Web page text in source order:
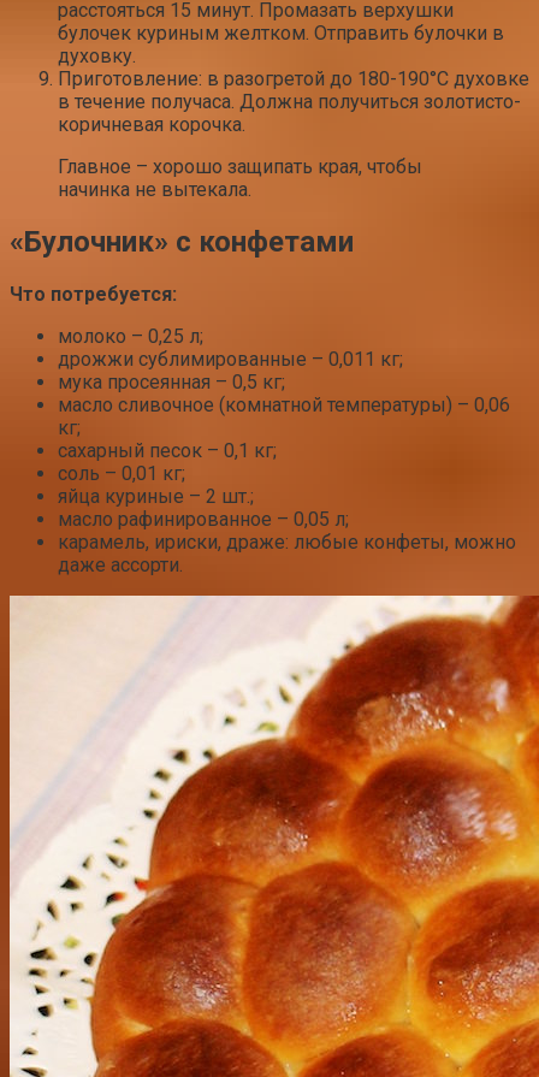
расстояться 15 минут. Промазать верхушки
булочек куриным желтком. Отправить булочки в
духовку.
Приготовление: в разогретой до 180-190°С духовке
в течение получаса. Должна получиться золотисто-
коричневая корочка.
Главное – хорошо защипать края, чтобы
начинка не вытекала.
«Булочник» с конфетами
Что потребуется:
молоко – 0,25 л;
дрожжи сублимированные – 0,011 кг;
мука просеянная – 0,5 кг;
масло сливочное (комнатной температуры) – 0,06
кг;
сахарный песок – 0,1 кг;
соль – 0,01 кг;
яйца куриные – 2 шт.;
масло рафинированное – 0,05 л;
карамель, ириски, драже: любые конфеты, можно
даже ассорти.